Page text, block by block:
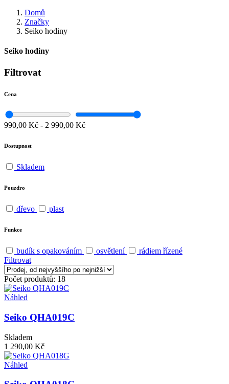
Domů
Značky
Seiko hodiny
Seiko hodiny
Filtrovat
Cena
990,00 Kč - 2 990,00 Kč
Dostupnost
Skladem
Pouzdro
dřevo plast
Funkce
budík s opakováním osvětlení
rádiem řízené
Filtrovat
Počet produktů: 18
Náhled
Seiko QHA019C
Skladem
1 290,00 Kč
Náhled